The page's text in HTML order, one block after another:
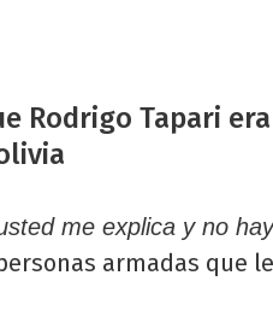
Rodrigo Tapari
me explica y no
armadas que